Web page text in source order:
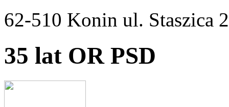
62-510 Konin ul. Staszica
35 lat OR PSD